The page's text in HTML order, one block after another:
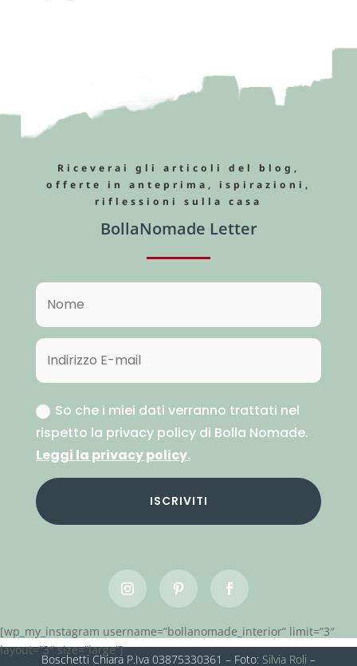
Riceverai gli articoli del blog,
offerte in anteprima, ispirazioni,
riflessioni sulla casa
BollaNomade Letter
So che i miei dati verranno trattati nel
rispetto la privacy policy di Bolla Nomade.
Leggi la privacy policy.
ISCRIVITI
[wp_my_instagram username=”bollanomade_interior” limit=”3″
layout=”3″ size=”large”]
Boschetti Chiara P.Iva 03875330361 – Foto: Silvia Roli –